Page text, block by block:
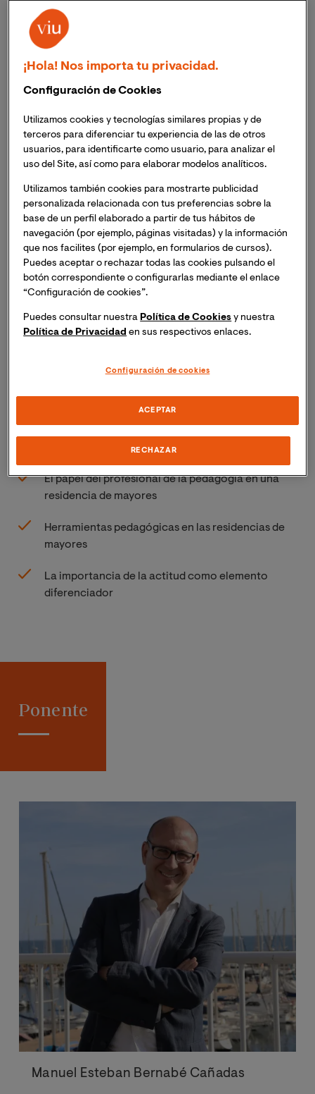
Presentación
Publicado: 27/03/2023 Actualizado:
El próximo 27 de abril de 2023, a las 18:30h (hora
España peninsular) ;11:30h (hora Colombia, Perú y
Ecuador) , tendrá lugar la masterclass
acción pedagógica en geriatría".Inscripción
necesaria. Recibirás el mismo día del evento un
enlace para acceder a la sesión online.
Tras la reciente pandemia ha cambiado la vida en las
residencias de mayores. La Pedagogía se puede
convertir en una herramienta poderosa para afrontar la
nueva realidad tanto normativa como práctica en la
vida de los mayores. ¿Desde qué perspectiva? ¿Qué
Temas que trataremos
Normativa asociada a la dependencia
El papel del profesional de la pedagogía en una
residencia de mayores
Herramientas pedagógicas en las residencias de
mayores
La importancia de la actitud como elemento
diferenciador
Ponente
Manuel Esteban Bernabé Cañadas
¡Hola! Nos importa tu privacidad.
Configuración de Cookies
Utilizamos cookies y tecnologías similares propias y de
terceros para diferenciar tu experiencia de las de otros
usuarios, para identificarte como usuario, para analizar el
uso del Site, así como para elaborar modelos analíticos.
Utilizamos también cookies para mostrarte publicidad
personalizada relacionada con tus preferencias sobre la
base de un perfil elaborado a partir de tus hábitos de
navegación (por ejemplo, páginas visitadas) y la información
que nos facilites (por ejemplo, en formularios de cursos).
Puedes aceptar o rechazar todas las cookies pulsando el
botón correspondiente o configurarlas mediante el enlace
“Configuración de cookies”.
Puedes consultar nuestra Política de Cookies y nuestra
Política de Privacidad en sus respectivos enlaces.
Configuración de cookies
RECHAZAR
ACEPTAR